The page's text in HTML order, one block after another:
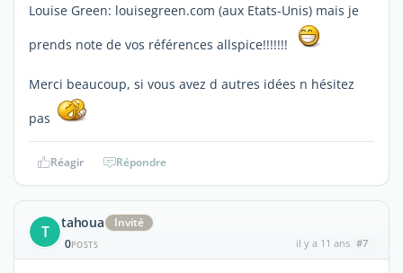
Louise Green: louisegreen.com (aux Etats-Unis) mais je
prends note de vos références allspice!!!!!!!
Merci beaucoup, si vous avez d autres idées n hésitez
pas
Réagir Répondre
T tahoua
Invité
0POSTS il y a 11 ans #7